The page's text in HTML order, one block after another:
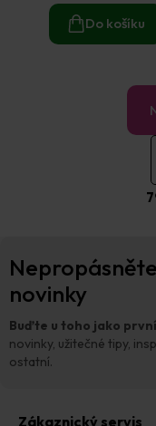
Do košíku
novinky
Buďte u toho jako
novinky, užitečné tipy,
ostatní.
Zákaznický servis